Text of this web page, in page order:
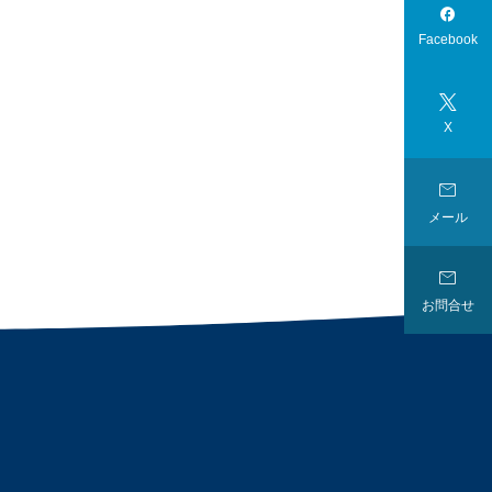

Facebook

X

メール

お問合せ